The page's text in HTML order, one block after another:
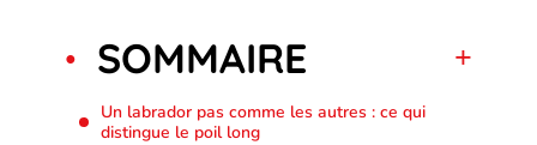
SOMMAIRE
Un labrador pas comme les autres : ce qui
distingue le poil long